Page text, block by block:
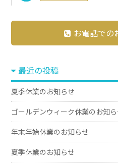
お電話での
最近の投稿
夏季休業のお知らせ
ゴールデンウィーク休業のお知
年末年始休業のお知らせ
夏季休業のお知らせ